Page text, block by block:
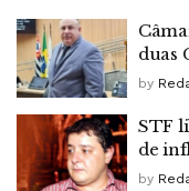
duas
by
STF
de
by